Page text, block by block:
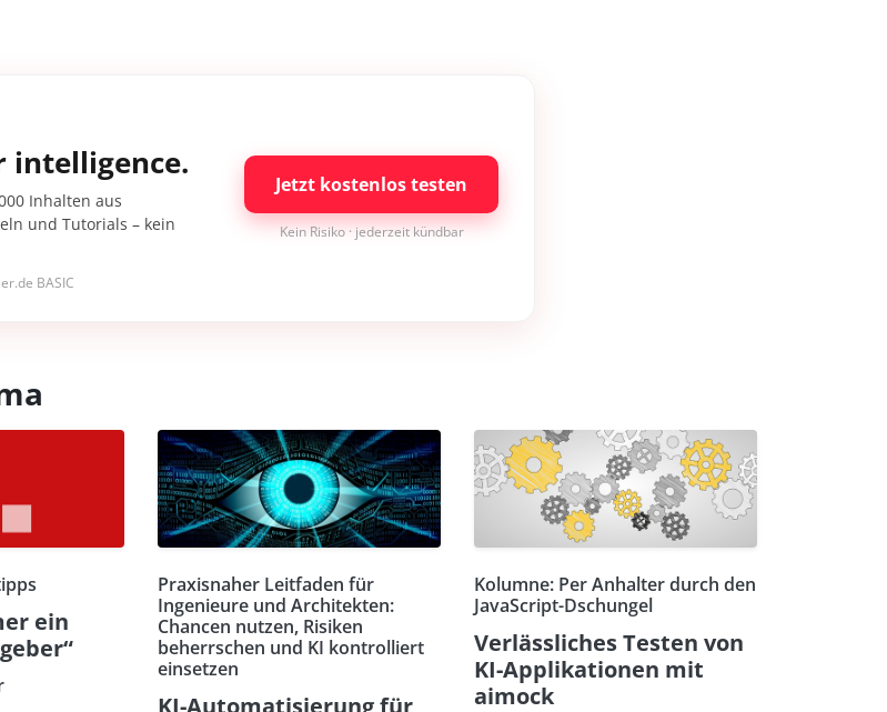
intelligence.
Inhalten aus
und Tutorials – kein
BASIC
Jetzt kostenlos testen
Kein Risiko · jederzeit kündbar
ein
Praxisnaher Leitfaden für
Ingenieure und Architekten:
Chancen nutzen, Risiken
beherrschen und KI kontrolliert
einsetzen
KI-Automatisierung für
Kolumne: Per Anhalter durch den
JavaScript-Dschungel
Verlässliches Testen von
KI-Applikationen mit
aimock